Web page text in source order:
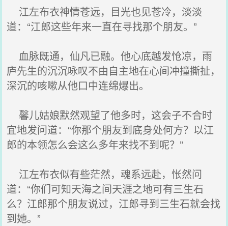
江左布衣神情苍远，目光也见苍冷，淡淡
道：“江郎这些年来一直在寻找那个朋友。”
血脉既通，仙凡已融。他心底越发怆凉，雨
庐先生的沉沉咏叹不由自主地在心间冲撞撕扯，
深沉的咳嗽从他口中连绵爆出。
馨儿姑娘默然观望了他多时，这会子不合时
宜地发问道：“你那个朋友到底身处何方？以江
郎的本领怎么会这么多年来找不到呢？”
江左布衣似有些茫然，魂系远赴，怅然问
道：“你们可知天海之间天涯之地可有三生石
么？江郎那个朋友说过，江郎寻到三生石就会找
到她。”